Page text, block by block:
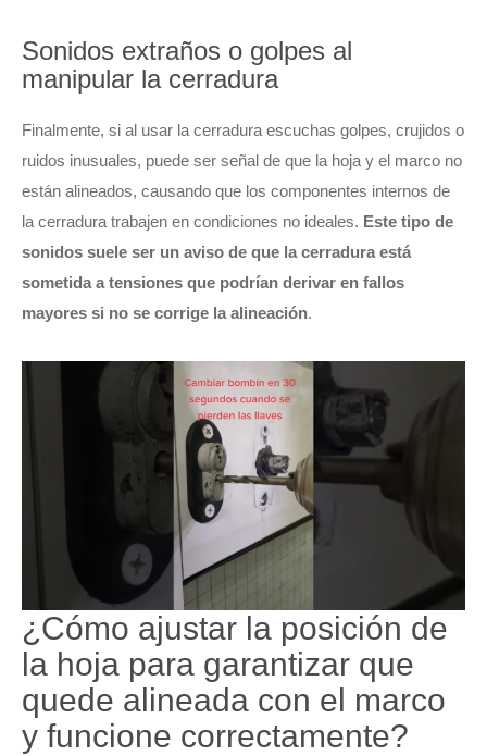
Sonidos extraños o golpes al
manipular la cerradura
Finalmente, si al usar la cerradura escuchas golpes, crujidos o
ruidos inusuales, puede ser señal de que la hoja y el marco no
están alineados, causando que los componentes internos de
la cerradura trabajen en condiciones no ideales. Este tipo de
sonidos suele ser un aviso de que la cerradura está
sometida a tensiones que podrían derivar en fallos
mayores si no se corrige la alineación.
¿Cómo ajustar la posición de
la hoja para garantizar que
quede alineada con el marco
y funcione correctamente?